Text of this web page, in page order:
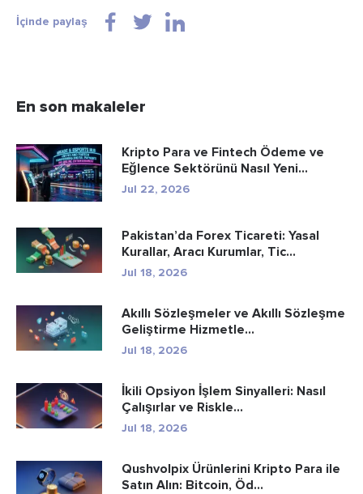
İçinde paylaş
En son makaleler
Kripto Para ve Fintech Ödeme ve
Eğlence Sektörünü Nasıl Yeni...
Jul 22, 2026
Pakistan’da Forex Ticareti: Yasal
Kurallar, Aracı Kurumlar, Tic...
Jul 18, 2026
Akıllı Sözleşmeler ve Akıllı Sözleşme
Geliştirme Hizmetle...
Jul 18, 2026
İkili Opsiyon İşlem Sinyalleri: Nasıl
Çalışırlar ve Riskle...
Jul 18, 2026
Qushvolpix Ürünlerini Kripto Para ile
Satın Alın: Bitcoin, Öd...